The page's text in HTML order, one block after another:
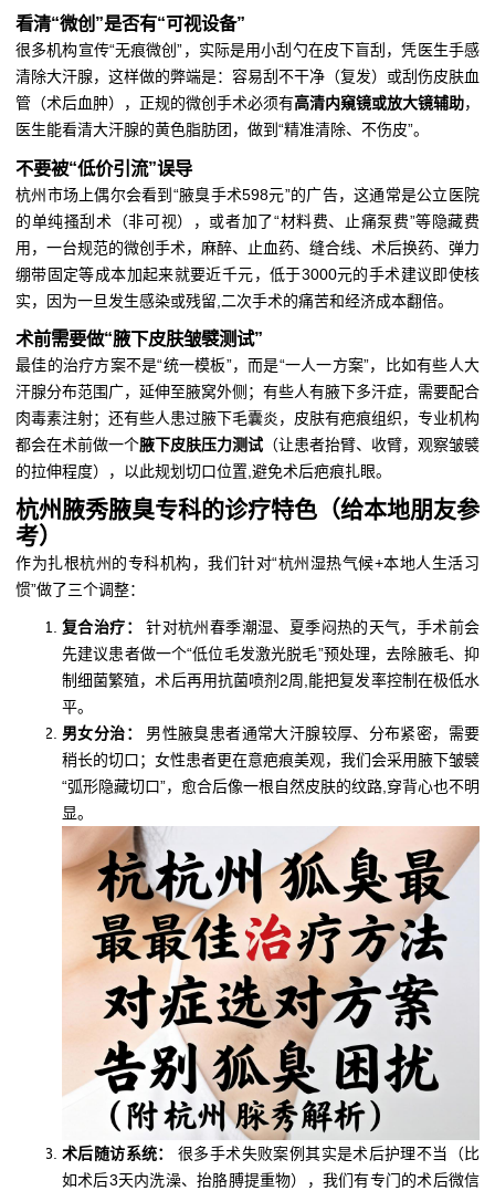
看清“微创”是否有“可视设备”
很多机构宣传“无痕微创”，实际是用小刮勺在皮下盲刮，凭医生手感
清除大汗腺，这样做的弊端是：容易刮不干净（复发）或刮伤皮肤血
管（术后血肿），正规的微创手术必须有高清内窺镜或放大镜辅助，
医生能看清大汗腺的黄色脂肪团，做到“精准清除、不伤皮”。
不要被“低价引流”误导
杭州市场上偶尔会看到“腋臭手术598元”的广告，这通常是公立医院
的单纯搔刮术（非可视），或者加了“材料费、止痛泵费”等隐藏费
用，一台规范的微创手术，麻醉、止血药、缝合线、术后换药、弹力
绷带固定等成本加起来就要近千元，低于3000元的手术建议即使核
实，因为一旦发生感染或残留,二次手术的痛苦和经济成本翻倍。
术前需要做“腋下皮肤皱襞测试”
最佳的治疗方案不是“统一模板”，而是“一人一方案”，比如有些人大
汗腺分布范围广，延伸至腋窝外侧；有些人有腋下多汗症，需要配合
肉毒素注射；还有些人患过腋下毛囊炎，皮肤有疤痕组织，专业机构
都会在术前做一个腋下皮肤压力测试 （让患者抬臂、收臂，观察皱襞
的拉伸程度），以此规划切口位置,避免术后疤痕扎眼。
杭州腋秀腋臭专科的诊疗特色（给本地朋友参
考）
作为扎根杭州的专科机构，我们针对“杭州湿热气候+本地人生活习
惯”做了三个调整：
复合治疗：
针对杭州春季潮湿、夏季闷热的天气，手术前会
先建议患者做一个“低位毛发激光脱毛”预处理，去除腋毛、抑
制细菌繁殖，术后再用抗菌喷剂2周,能把复发率控制在极低水
平。
男女分治：
男性腋臭患者通常大汗腺较厚、分布紧密，需要
稍长的切口；女性患者更在意疤痕美观，我们会采用腋下皱襞
“弧形隐藏切口”，愈合后像一根自然皮肤的纹路,穿背心也不明
显。
术后随访系统：
很多手术失败案例其实是术后护理不当（比
如术后3天内洗澡、抬胳膊提重物），我们有专门的术后微信